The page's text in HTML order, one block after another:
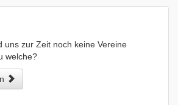
uns zur Zeit noch keine Vereine
welche?